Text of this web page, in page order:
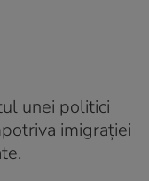
unei politici
imigrației